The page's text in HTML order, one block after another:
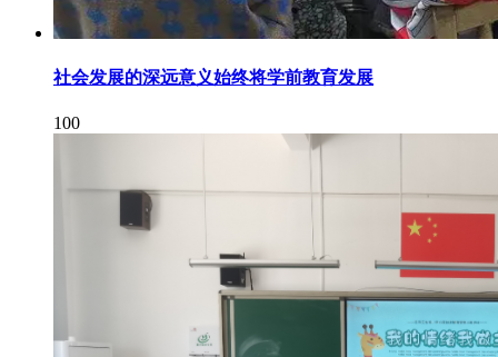
社会发展的深远意义始终将学前教育发展
100